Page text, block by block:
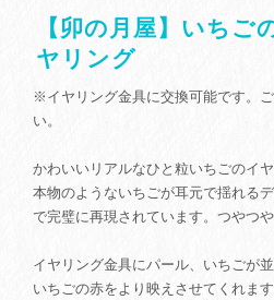
【卯の月屋】いちご
ヤリング
※イヤリング金具に交換可能です。
い。
かわいいリアルなひと粒いちごのイヤ
本物のようないちごが耳元で揺れる
で完璧に再現されています。つやつ
イヤリング金具にパール、いちごが
いちごの赤をより映えさせてくれます